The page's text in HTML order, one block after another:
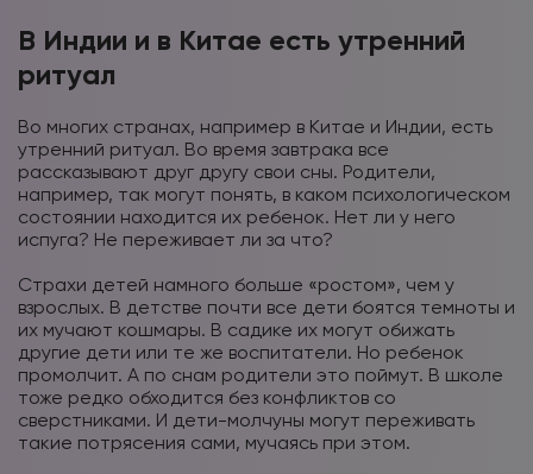
В Индии и в Китае есть утренний
ритуал
Во многих странах, например в Китае и Индии, есть
утренний ритуал. Во время завтрака все
рассказывают друг другу свои сны. Родители,
например, так могут понять, в каком психологическом
состоянии находится их ребенок. Нет ли у него
испуга? Не переживает ли за что?
Страхи детей намного больше «ростом», чем у
взрослых. В детстве почти все дети боятся темноты и
их мучают кошмары. В садике их могут обижать
другие дети или те же воспитатели. Но ребенок
промолчит. А по снам родители это поймут. В школе
тоже редко обходится без конфликтов со
сверстниками. И дети-молчуны могут переживать
такие потрясения сами, мучаясь при этом.